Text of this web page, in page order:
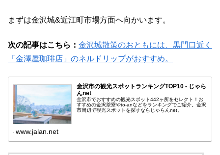
まずは金沢城&近江町市場方面へ向かいます。
次の記事はこちら： 金沢城散策のおともには、黒門口近く
「金澤屋珈琲店」のネルドリップがおすすめ。
金沢市の観光スポットランキングTOP10 - じゃら
んnet
金沢市でおすすめの観光スポット442ヶ所をセレクト！お
すすめの金沢茶寮やto-anなどをランキングでご紹介。金沢
市周辺で観光スポットを探すならじゃらんnet。
www.jalan.net